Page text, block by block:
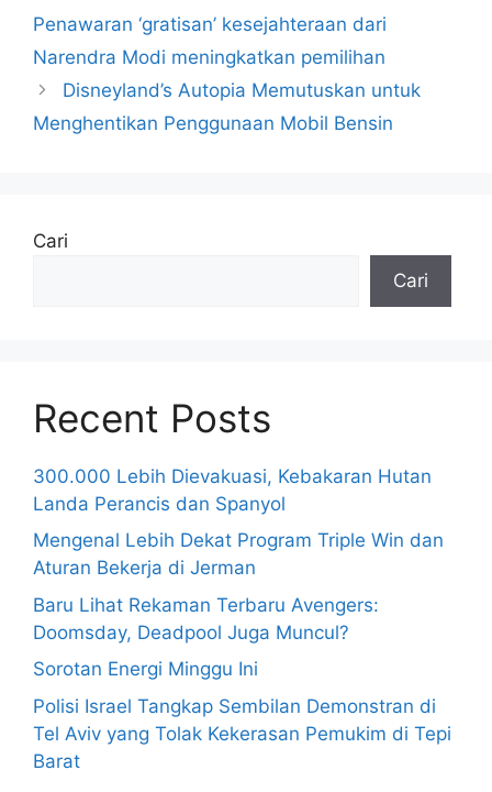
Penawaran ‘gratisan’ kesejahteraan dari
Narendra Modi meningkatkan pemilihan
Disneyland’s Autopia Memutuskan untuk
Menghentikan Penggunaan Mobil Bensin
Cari
Cari
Recent Posts
300.000 Lebih Dievakuasi, Kebakaran Hutan
Landa Perancis dan Spanyol
Mengenal Lebih Dekat Program Triple Win dan
Aturan Bekerja di Jerman
Baru Lihat Rekaman Terbaru Avengers:
Doomsday, Deadpool Juga Muncul?
Sorotan Energi Minggu Ini
Polisi Israel Tangkap Sembilan Demonstran di
Tel Aviv yang Tolak Kekerasan Pemukim di Tepi
Barat